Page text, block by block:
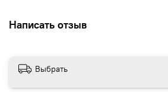
Написать отзыв
Выбрать